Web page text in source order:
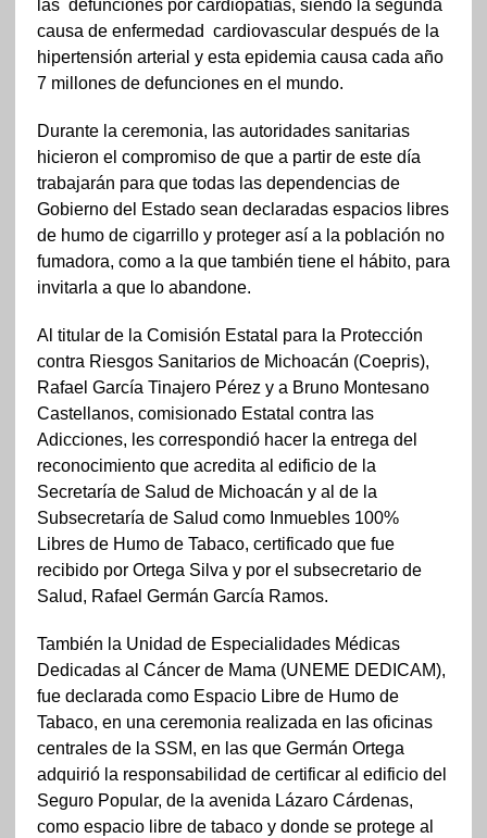
las defunciones por cardiopatías, siendo la segunda
causa de enfermedad cardiovascular después de la
hipertensión arterial y esta epidemia causa cada año
7 millones de defunciones en el mundo.
Durante la ceremonia, las autoridades sanitarias
hicieron el compromiso de que a partir de este día
trabajarán para que todas las dependencias de
Gobierno del Estado sean declaradas espacios libres
de humo de cigarrillo y proteger así a la población no
fumadora, como a la que también tiene el hábito, para
invitarla a que lo abandone.
Al titular de la Comisión Estatal para la Protección
contra Riesgos Sanitarios de Michoacán (Coepris),
Rafael García Tinajero Pérez y a Bruno Montesano
Castellanos, comisionado Estatal contra las
Adicciones, les correspondió hacer la entrega del
reconocimiento que acredita al edificio de la
Secretaría de Salud de Michoacán y al de la
Subsecretaría de Salud como Inmuebles 100%
Libres de Humo de Tabaco, certificado que fue
recibido por Ortega Silva y por el subsecretario de
Salud, Rafael Germán García Ramos.
También la Unidad de Especialidades Médicas
Dedicadas al Cáncer de Mama (UNEME DEDICAM),
fue declarada como Espacio Libre de Humo de
Tabaco, en una ceremonia realizada en las oficinas
centrales de la SSM, en las que Germán Ortega
adquirió la responsabilidad de certificar al edificio del
Seguro Popular, de la avenida Lázaro Cárdenas,
como espacio libre de tabaco y donde se protege al